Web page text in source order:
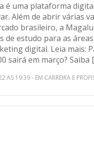
é uma plataforma
Além de abrir várias
brasileiro, a
de estudo para as
digital. Leia mais:
sairá em março? Saiba
19:39 - EM CARREIRA E